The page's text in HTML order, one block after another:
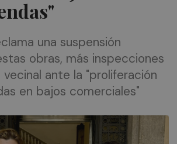
una suspensión
obras, más inspecciones
ante la "proliferación
en bajos comerciales"